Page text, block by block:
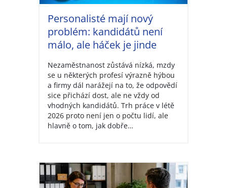
Personalisté mají nový
problém: kandidátů není
málo, ale háček je jinde
Nezaměstnanost zůstává nízká, mzdy
se u některých profesí výrazně hýbou
a firmy dál narážejí na to, že odpovědí
sice přichází dost, ale ne vždy od
vhodných kandidátů. Trh práce v létě
2026 proto není jen o počtu lidí, ale
hlavně o tom, jak dobře…